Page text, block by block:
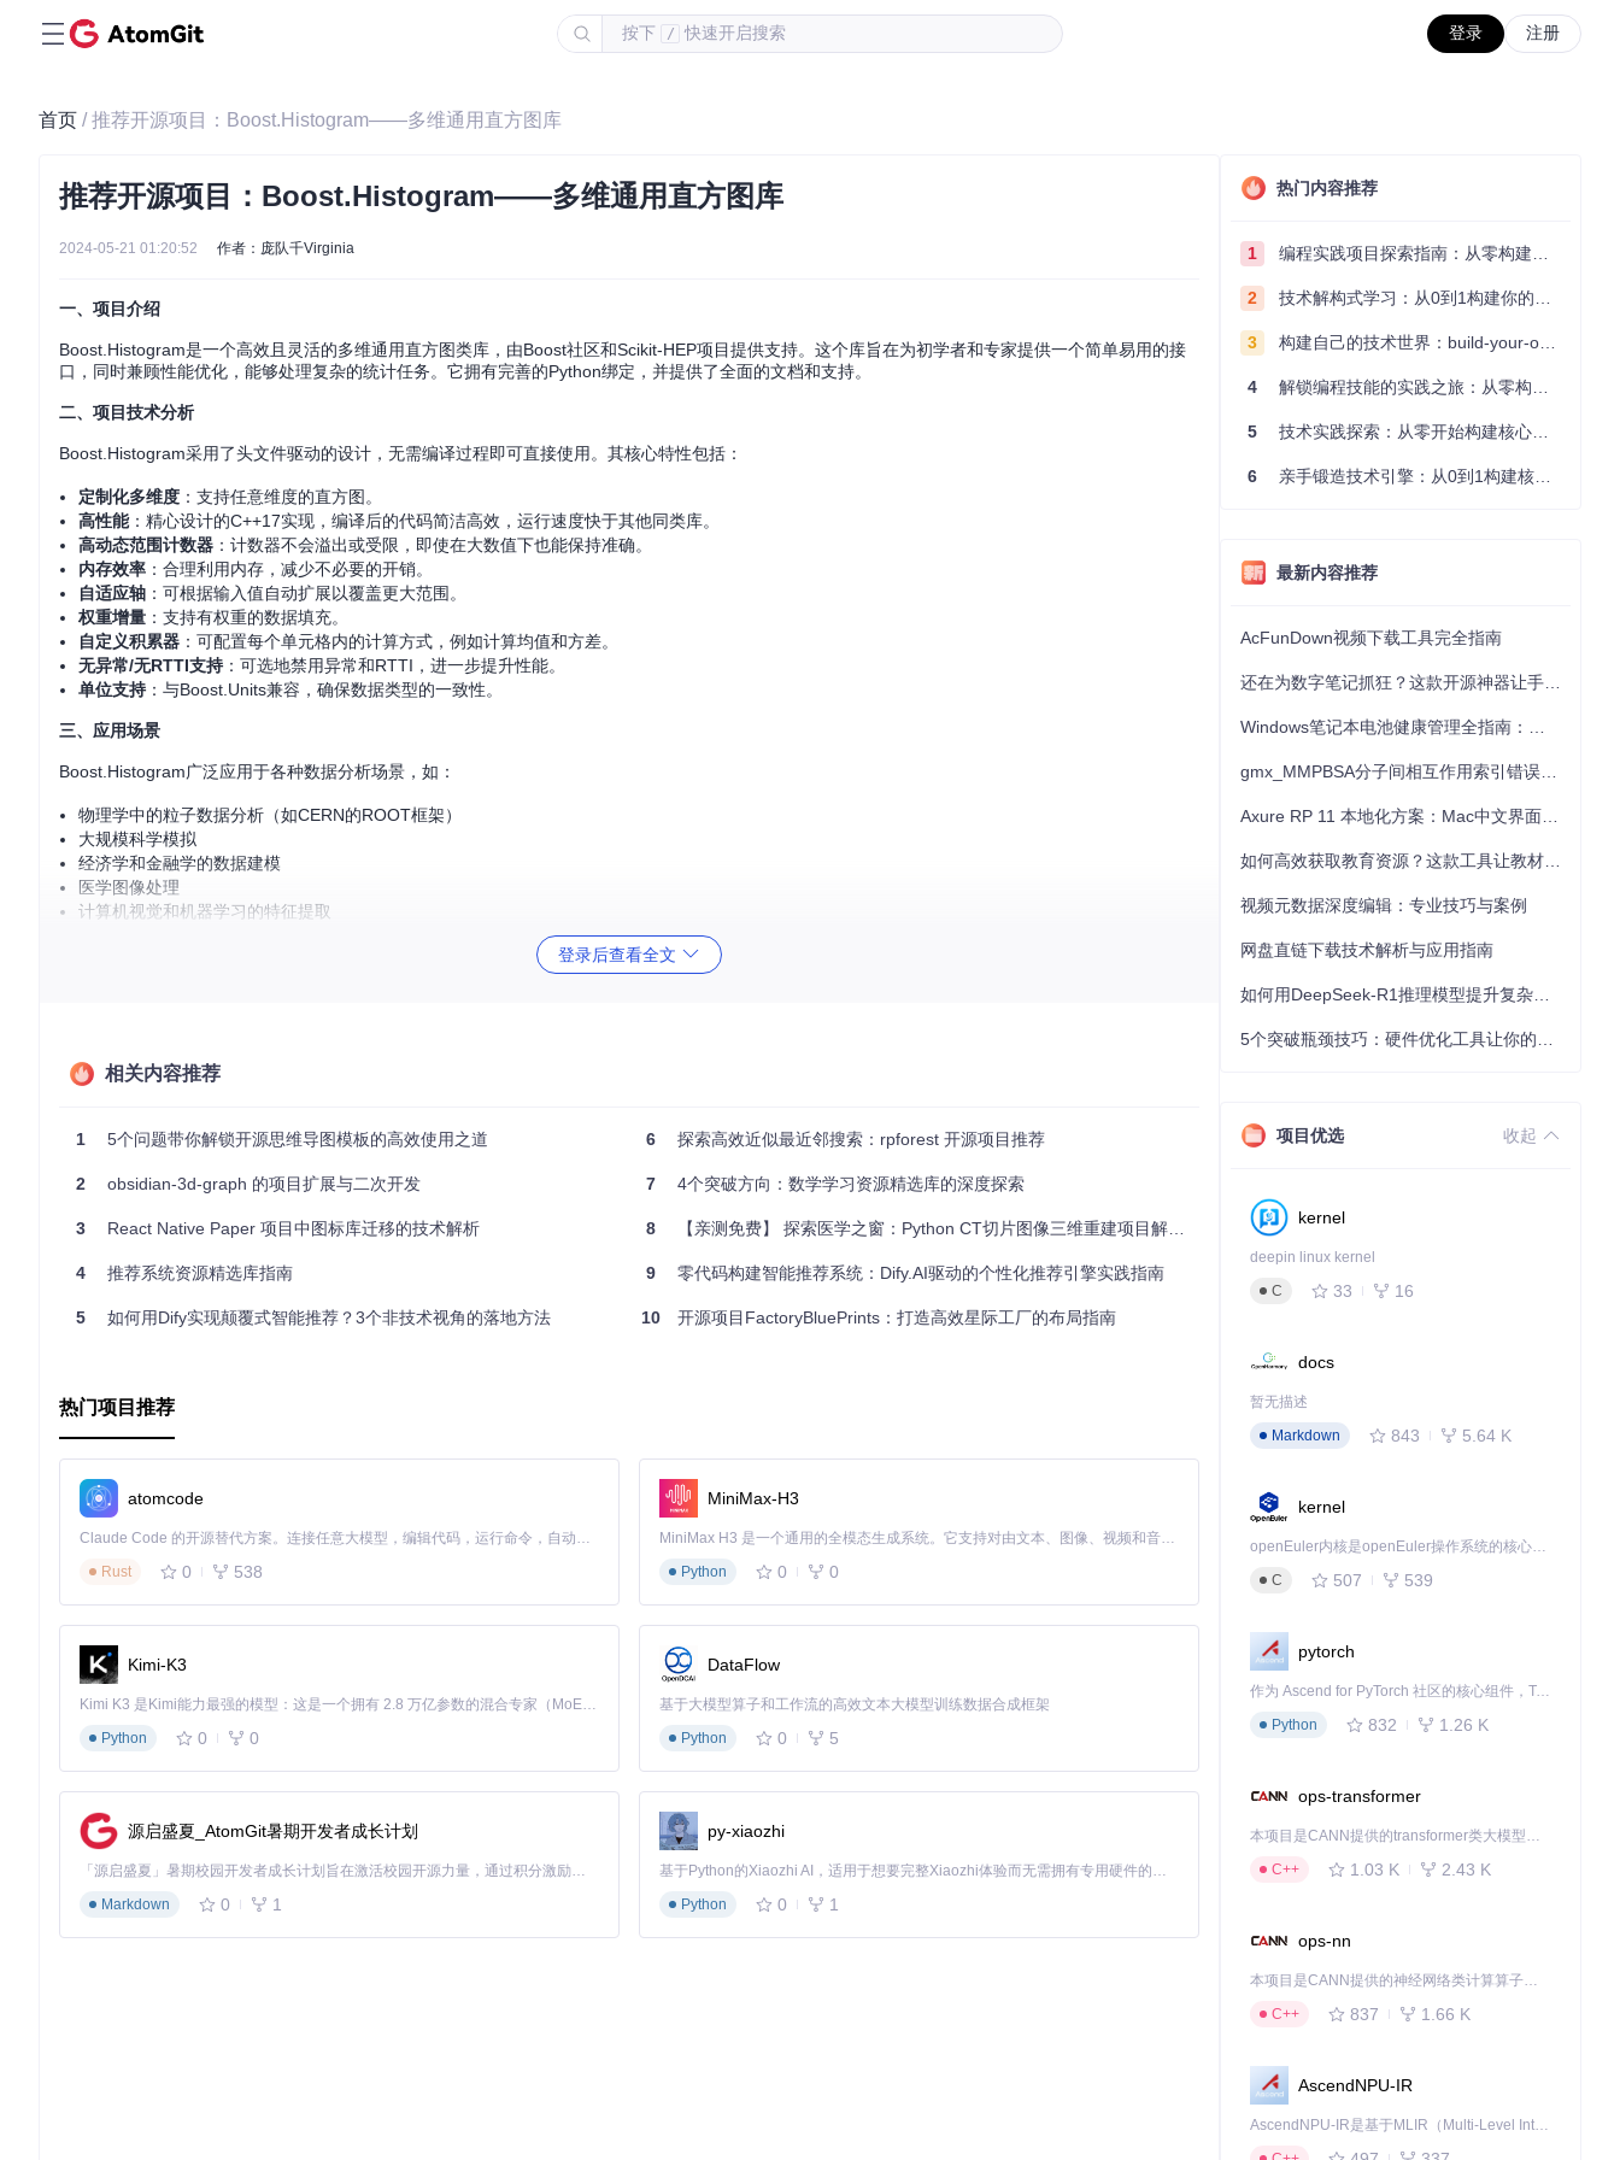
按下 / 快速开启搜索 登录 注册
首页 / 推荐开源项目：Boost.Histogram——多维通用直方图库
推荐开源项目：Boost.Histogram——多维通用直方图库
2024-05-21 01:20:52 作者：庞队千Virginia
一、项目介绍
Boost.Histogram是一个高效且灵活的多维通用直方图类库，由Boost社区和Scikit-HEP项目提供支持。这个库旨在为初学者和专家提供一个简单易用的接
口，同时兼顾性能优化，能够处理复杂的统计任务。它拥有完善的Python绑定，并提供了全面的文档和支持。
二、项目技术分析
Boost.Histogram采用了头文件驱动的设计，无需编译过程即可直接使用。其核心特性包括：
定制化多维度 ：支持任意维度的直方图。
高性能：精心设计的C++17实现，编译后的代码简洁高效，运行速度快于其他同类库。
高动态范围计数器 ：计数器不会溢出或受限，即使在大数值下也能保持准确。
内存效率 ：合理利用内存，减少不必要的开销。
自适应轴 ：可根据输入值自动扩展以覆盖更大范围。
权重增量 ：支持有权重的数据填充。
自定义积累器 ：可配置每个单元格内的计算方式，例如计算均值和方差。
无异常/无RTTI支持 ：可选地禁用异常和RTTI，进一步提升性能。
单位支持 ：与Boost.Units兼容，确保数据类型的一致性。
三、应用场景
Boost.Histogram广泛应用于各种数据分析场景，如：
物理学中的粒子数据分析（如CERN的ROOT框架）
大规模科学模拟
经济学和金融学的数据建模
医学图像处理
计算机视觉和机器学习的特征提取
高性能：内置基准测试显示，相比GSL和ROOT框架，性能更优。
案。现在就加入Boost社区，探索更多可能吧！
登录后查看全文
相关内容推荐
1 5个问题带你解锁开源思维导图模板的高效使用之道
2 obsidian-3d-graph 的项目扩展与二次开发
3 React Native Paper 项目中图标库迁移的技术解析
4 推荐系统资源精选库指南
5 如何用Dify实现颠覆式智能推荐？3个非技术视角的落地方法
6 探索高效近似最近邻搜索：rpforest 开源项目推荐
7 4个突破方向：数学学习资源精选库的深度探索
8 【亲测免费】 探索医学之窗：Python CT切片图像三维重建项目解析与推荐
9 零代码构建智能推荐系统：Dify.AI驱动的个性化推荐引擎实践指南
10 开源项目FactoryBluePrints：打造高效星际工厂的布局指南
热门项目推荐
atomcode
Claude Code 的开源替代方案。连接任意大模型，编辑代码，运行命令，自动验证 — 全自动执行。用 Rust 构建，极致性能。 ｜ An open-source alternative to Claude Code. Connect any LLM, edit code, run commands, and verify changes — autonomously. Built in Rust for speed. Get Started
Rust
0 538
MiniMax-H3
MiniMax H3 是一个通用的全模态生成系统。它支持对由文本、图像、视频和音频组成的多模态上下文进行统一理解，并能生成分辨率高达 2K、时长可达 15 秒的带原生立体声音频的视频。得益于面向任务泛化的系统设计，H3 在预训练阶段就已具备广泛的多模态上下文理解与生成能力，能够出色地执行复杂的多模态指令。
Python
0 0
Kimi-K3
Kimi K3 是Kimi能力最强的模型：这是一个拥有 2.8 万亿参数的混合专家（MoE）模型，具备原生视觉理解能力，并支持 100 万 token 的上下文窗口。
Python
0 0
DataFlow
基于大模型算子和工作流的高效文本大模型训练数据合成框架
Python
0 5
源启盛夏_AtomGit暑期开发者成长计划
「源启盛夏」暑期校园开发者成长计划旨在激活校园开源力量，通过积分激励、认证扶持、资源倾斜等形式，引导高校组织和开发者完成「入驻 — 建项目 — 做贡献 — 获认证 — 得资源」的完整闭环。无论你是想带领社团入驻平台的组织者，还是希望用代码贡献证明自己的开发者，都能在这里找到属于你的成长路径。
Markdown
0 1
py-xiaozhi
基于Python的Xiaozhi AI，适用于想要完整Xiaozhi体验而无需拥有专用硬件的用户。
Python
0 1
热门内容推荐
1 编程实践项目探索指南：从零构建技术能力体系
2 技术解构式学习：从0到1构建你的编程知识体系
3 构建自己的技术世界：build-your-own-x项目的实践探索指南
4 解锁编程技能的实践之旅：从零构建你的技术世界
5 技术实践探索：从零开始构建核心系统的实践指南
6 亲手锻造技术引擎：从0到1构建核心系统的实践指南
最新内容推荐
AcFunDown视频下载工具完全指南
视频元数据深度编辑：专业技巧与案例
网盘直链下载技术解析与应用指南
项目优选 收起
kernel
deepin linux kernel
C
33 16
docs
暂无描述
Markdown
843 5.64 K
kernel
openEuler内核是openEuler操作系统的核心，既是系统性能与稳定性的基石，也是连接处理器、设备与服务的桥梁。
C
507 539
pytorch
作为 Ascend for PyTorch 社区的核心组件，TorchNPU 是昇腾专为 PyTorch 打造的深度学习适配插件，使 PyTorch 框架能够直接调用昇腾 NPU，为开发者提供昇腾 AI 处理器的超强算力。
Python
832 1.26 K
ops-transformer
本项目是CANN提供的transformer类大模型算子库，实现网络在NPU上加速计算。
C++
1.03 K 2.43 K
ops-nn
本项目是CANN提供的神经网络类计算算子库，实现网络在NPU上加速计算。
C++
837 1.66 K
AscendNPU-IR
AscendNPU-IR是基于MLIR（Multi-Level Intermediate Representation）构建的，面向昇腾亲和算子编译时使用的中间表示，提供昇腾完备表达能力，通过编译优化提升昇腾AI处理器计算效率，支持通过生态框架使能昇腾AI处理器与深度调优